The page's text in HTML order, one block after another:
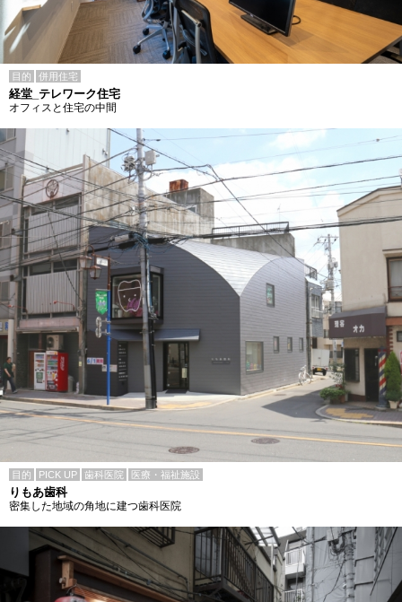
目的 併用住宅
経堂_テレワーク住宅
オフィスと住宅の中間
目的 PICK UP 歯科医院 医療・福祉施設
りもあ歯科
密集した地域の角地に建つ歯科医院